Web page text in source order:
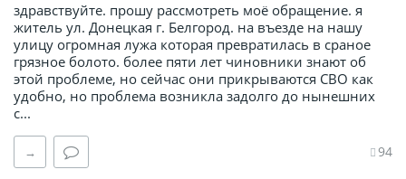
здравствуйте. прошу рассмотреть моё обращение. я
житель ул. Донецкая г. Белгород. на въезде на нашу
улицу огромная лужа которая превратилась в сраное
грязное болото. более пяти лет чиновники знают об
этой проблеме, но сейчас они прикрываются СВО как
удобно, но проблема возникла задолго до нынешних
с...
→ 94